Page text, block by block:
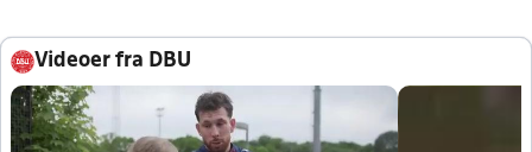
Videoer fra DBU